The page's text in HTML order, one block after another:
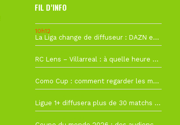
FIL D’INFO
10h12
La Liga change de diffuseur : DAZN et Disney+ remplacent beIN Sports !
RC Lens – Villarreal : à quelle heure et sur quelle chaîne voir la finale de la Como Cup ?
Como Cup : comment regarder les matchs du RC Lens en direct ?
Ligue 1+ diffusera plus de 30 matchs amicaux avant la reprise de la Ligue 1